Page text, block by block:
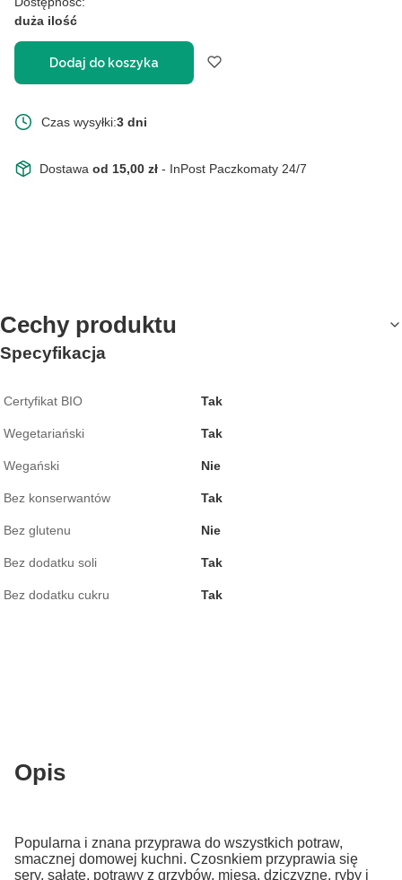
duża ilość
Dodaj do koszyka
Czas wysyłki:3 dni
Dostawa od 15,00 zł - InPost Paczkomaty 24/7
Cechy produktu
Specyfikacja
Certyfikat BIO Tak
Wegetariański Tak
Wegański Nie
Bez konserwantów Tak
Bez glutenu Nie
Bez dodatku soli Tak
Bez dodatku cukru Tak
Opis
Popularna i znana przyprawa do wszystkich potraw,
smacznej domowej kuchni. Czosnkiem przyprawia się
sery, sałatę, potrawy z grzybów, mięsa, dziczyznę, ryby i